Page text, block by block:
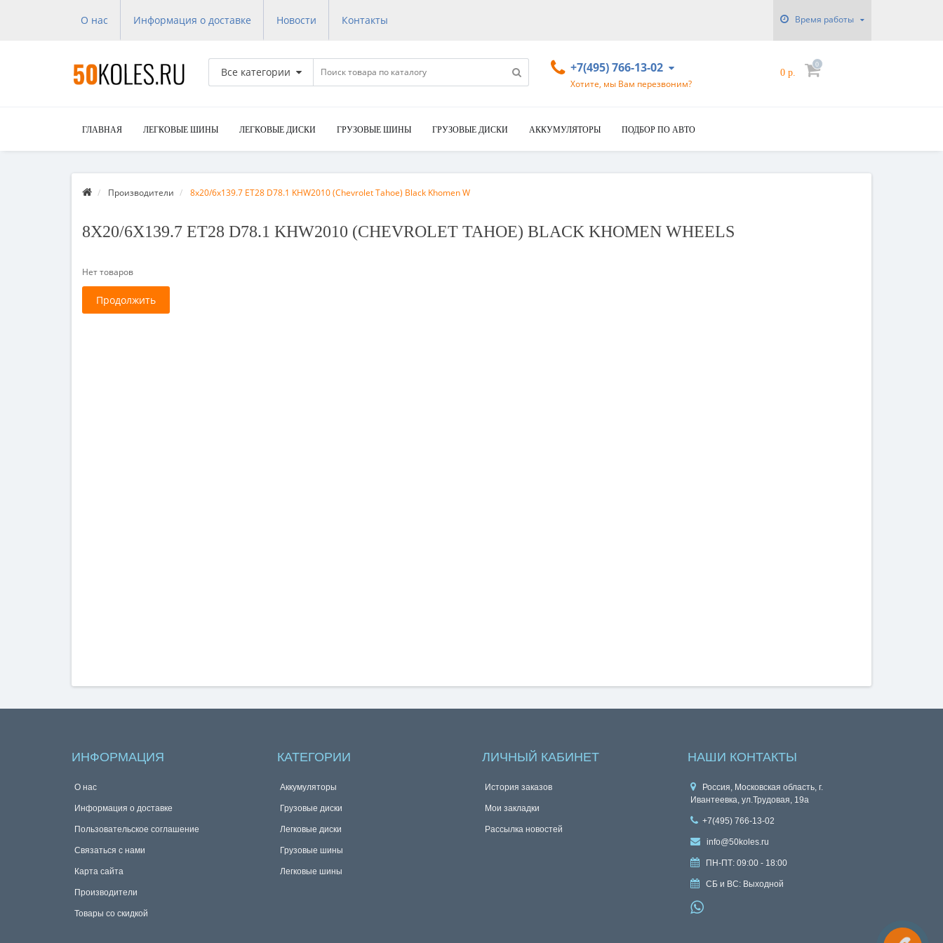
О нас Информация о доставке Новости Контакты Время работы
Все категории +7(495) 766-13-02
Хотите, мы Вам перезвоним?
0 р.
0
ГЛАВНАЯ ЛЕГКОВЫЕ ШИНЫ ЛЕГКОВЫЕ ДИСКИ ГРУЗОВЫЕ ШИНЫ ГРУЗОВЫЕ ДИСКИ АККУМУЛЯТОРЫ ПОДБОР ПО АВТО
Производители 8x20/6x139.7 ET28 D78.1 KHW2010 (Chevrolet Tahoe) Black Khomen W
8X20/6X139.7 ET28 D78.1 KHW2010 (CHEVROLET TAHOE) BLACK KHOMEN WHEELS
Нет товаров
Продолжить
ИНФОРМАЦИЯ
О нас
Информация о доставке
Пользовательское соглашение
Связаться с нами
Карта сайта
Производители
Товары со скидкой
КАТЕГОРИИ
Аккумуляторы
Грузовые диски
Легковые диски
Грузовые шины
Легковые шины
ЛИЧНЫЙ КАБИНЕТ
История заказов
Мои закладки
Рассылка новостей
НАШИ КОНТАКТЫ
Россия, Московская область, г.
Ивантеевка, ул.Трудовая, 19а
+7(495) 766-13-02
info@50koles.ru
ПН-ПТ: 09:00 - 18:00
СБ и ВС: Выходной